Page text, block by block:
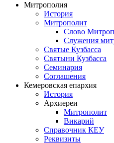
Митрополия
История
Митрополит
Слово
Служения
Святые Кузбасса
Святыни Кузбасса
Семинария
Соглашения
Кемеровская епархия
История
Архиереи
Митрополит
Викарий
Справочник КЕУ
Реквизиты